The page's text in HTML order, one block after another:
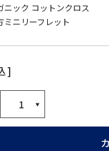
ニック コットンクロス
ミニリーフレット